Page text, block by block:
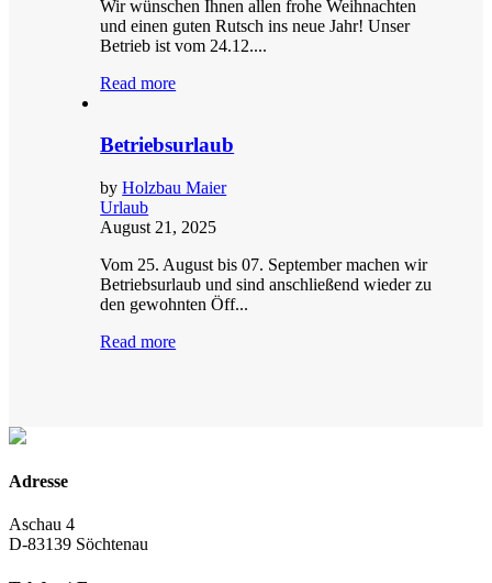
Wir wünschen Ihnen allen frohe Weihnachten
und einen guten Rutsch ins neue Jahr! Unser
Betrieb ist vom 24.12....
Read more
Betriebsurlaub
byHolzbau Maier
Urlaub
August 21, 2025
Vom 25. August bis 07. September machen wir
Betriebsurlaub und sind anschließend wieder zu
den gewohnten Öff...
Read more
Adresse
Aschau 4
D-83139 Söchtenau